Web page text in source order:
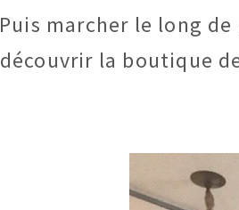
Puis marcher le long
découvrir la boutique